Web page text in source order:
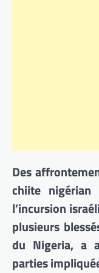
Des
chiite nigérian
l’incursion
plusieurs
du Nigeria, a
parties